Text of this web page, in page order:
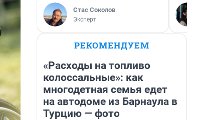
Стас Соколов
Эксперт
РЕКОМЕНДУЕМ
«Расходы на топливо
колоссальные»: как
многодетная семья едет
на автодоме из Барнаула в
Турцию — фото